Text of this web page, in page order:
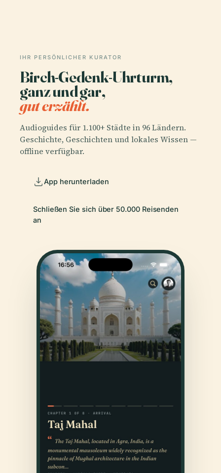
IHR PERSÖNLICHER KURATOR
Birch-Gedenk-Uhrturm,
ganz und gar,
gut erzählt.
Audioguides für 1.100+ Städte in 96 Ländern.
Geschichte, Geschichten und lokales Wissen —
offline verfügbar.
App herunterladen
Schließen Sie sich über 50.000 Reisenden
an